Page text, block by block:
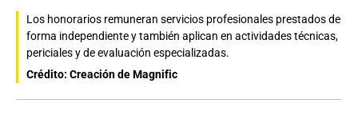
Los honorarios remuneran servicios profesionales prestados de
forma independiente y también aplican en actividades técnicas,
periciales y de evaluación especializadas.
Crédito: Creación de Magnific